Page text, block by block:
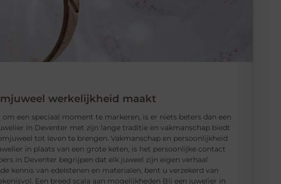
werkelijkheid maakt
een speciaal moment te markeren, is er niets beters dan een
in Deventer met zijn lange traditie en vakmanschap biedt
tot leven te brengen. Vakmanschap en persoonlijkheid
in plaats van een grote keten, is het persoonlijke contact
in Deventer begrijpen dat elk juweel zijn eigen verhaal
kennis van edelstenen en materialen, bent u verzekerd van
Een breed scala aan mogelijkheden Bij een juwelier in